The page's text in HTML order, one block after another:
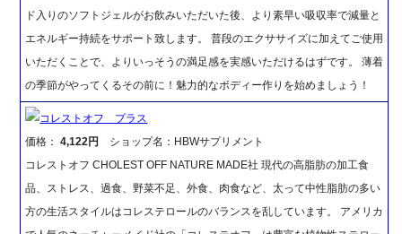
ド入りのソフトジェルがお飲みいただいた後、より素早い吸収率で減量と
エネルギー持続をサポート致します。 普段のエクササイズに加えてご使用
いただくことで、よりいっそうの満足感を実感いただけるはずです。 薄着
の季節がやってくるその前に！魅力的なボディー作りを始めましょう！
コレストオフ プラス
価格：4,122円
ショップ名：HBWサプリメント
コレストオフ CHOLEST OFF NATURE MADE社 現代の高脂肪の加工食
品、ストレス、過食、野菜不足、外食、肉食など、太って中性脂肪の多い
方の生活スタイルはコレステロールのバランスを乱しています。 アメリカ